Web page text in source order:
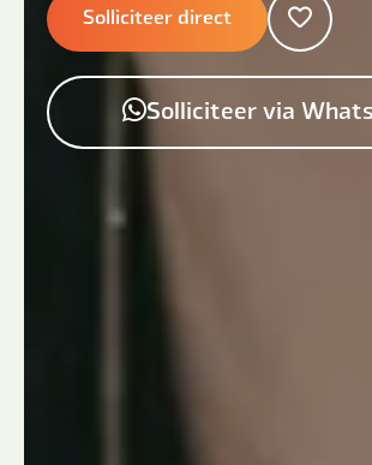
Solliciteer direct
Solliciteer via